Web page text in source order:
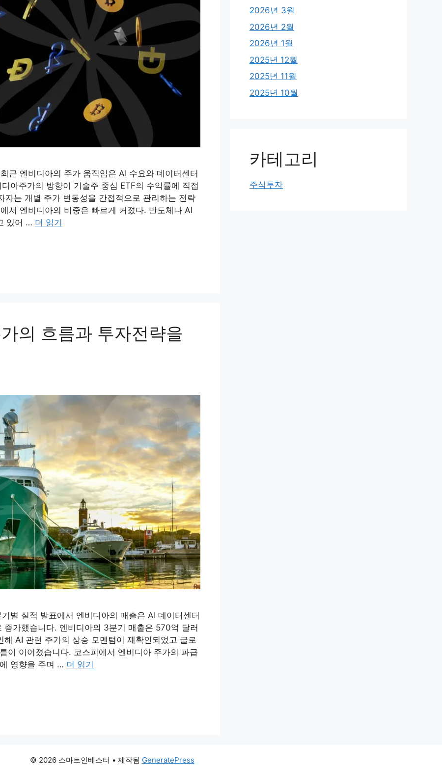
근 엔비디아의 주가 움직임은 AI 수요와 데이터센터
아주가의 방향이 기술주 중심 ETF의 수익률에 직접
자는 개별 주가 변동성을 간접적으로 관리하는 전략
서 엔비디아의 비중은 빠르게 커졌다. 반도체나 AI
있어 … 더 읽기
의 흐름과 투자전략을
별 실적 발표에서 엔비디아의 매출은 AI 데이터센터
가했습니다. 엔비디아의 3분기 매출은 570억 달러
AI 관련 주가의 상승 모멘텀이 재확인되었고 글로
이 이어졌습니다. 코스피에서 엔비디아 주가의 파급
영향을 주며 … 더 읽기
2026년 3월
2026년 2월
2026년 1월
2025년 12월
2025년 11월
2025년 10월
카테고리
주식투자
© 2026 스마트인베스터 • 제작됨 GeneratePress